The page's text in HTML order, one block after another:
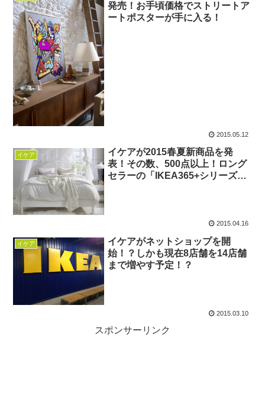
発売！お手頃価格でストリートア
ートポスターが手に入る！
2015.05.12
イケア
イケアが2015春夏新商品を発
表！その数、500点以上！ロング
セラーの「IKEA365+シリーズ」
2015.04.16
イケア
イケアがネットショップを開
始！？しかも現在8店舗を14店舗
まで増やす予定！？
2015.03.10
スポンサーリンク